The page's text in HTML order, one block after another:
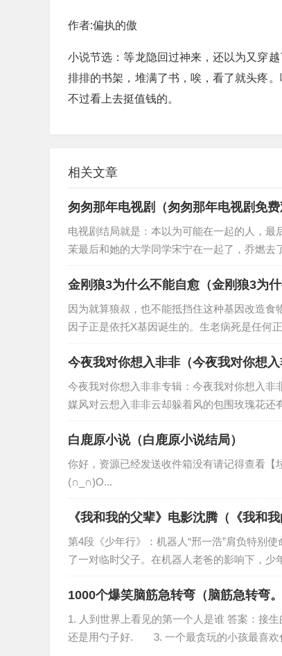
作者:偏执的傲
小说节选：等龙隐回过神来，还以为又穿
排排的书架，堆满了书，唉，看了就头疼
不过看上去挺值钱的。
相关文章
匆匆那年电视剧（匆匆那年电视剧免费
电视剧结局就是：本以为可能在一起的人，
茉最后和她的大学同学宋宁在一起了，乔燃去
金刚狼3为什么不能自愈（金刚狼3为什
因为就算狼叔，也不能抵挡住这种基因改造
因子正是依托X基因诞生的。生老病死是任何
今夜我对你想入非非（今夜我对你想入
今夜我对你想入非非专辑：今夜我对你想入
媒风对云想入非非云却躲着风的包围玫瑰花
白鹿原小说（白鹿原小说结局）
你好，资源已经发送收件箱没有请记得查看
(∩_∩)O...
《我和我的父辈》电影沈腾（《我和
第4段《少年行》：机器人“邢一浩”肩负特别
了一对临时父子。在机器人老爸的影响下，
1000个爆笑脑筋急转弯（脑筋急转弯
1. 人到世界上看见的第一个人是谁 答案：
还是用勺子好. 3. 一个最贪玩的小孩最喜